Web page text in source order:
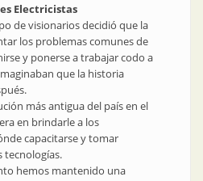
Electricistas
de visionarios decidió que la
los problemas comunes de
y ponerse a trabajar codo a
que la historia
más antigua del país en el
en brindarle a los
capacitarse y tomar
tecnologías.
hemos mantenido una